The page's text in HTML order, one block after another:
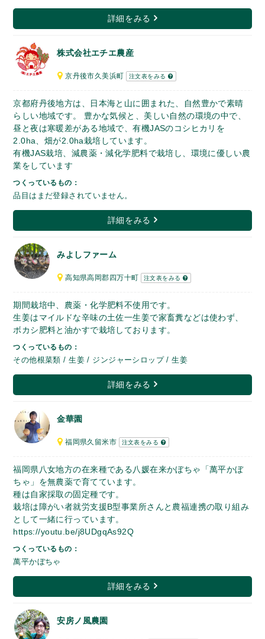
詳細をみる
株式会社エチエ農産
京丹後市久美浜町 注文表をみる
京都府丹後地方は、日本海と山に囲まれた、自然豊かで素晴
らしい地域です。 豊かな気候と、美しい自然の環境の中で、
昼と夜は寒暖差がある地域で、有機JASのコシヒカリを
2.0ha、畑が2.0ha栽培しています。
有機JAS栽培、減農薬・減化学肥料で栽培し、環境に優しい農
業をしています
つくっているもの：
品目はまだ登録されていません。
詳細をみる
みよしファーム
高知県高岡郡四万十町 注文表をみる
期間栽培中、農薬・化学肥料不使用です。
生姜はマイルドな辛味の土佐一生姜で家畜糞などは使わず、
ボカシ肥料と油かすで栽培しております。
つくっているもの：
その他根菜類 / 生姜 / ジンジャーシロップ / 生姜
詳細をみる
金華園
福岡県久留米市 注文表をみる
福岡県八女地方の在来種である八媛在来かぼちゃ「萬平かぼ
ちゃ」を無農薬で育てています。
種は自家採取の固定種です。
栽培は障がい者就労支援B型事業所さんと農福連携の取り組み
として一緒に行っています。
https://youtu.be/j8UDgqAs92Q
つくっているもの：
萬平かぼちゃ
詳細をみる
安房ノ風農園